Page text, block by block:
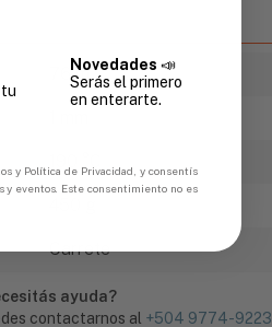
76 m
Carrete
ayuda?
contactarnos al +504 9774-9223
Novedades📣
Serás el primero
en enterarte.
y Política de Privacidad, y consentís
y eventos. Este consentimiento no es